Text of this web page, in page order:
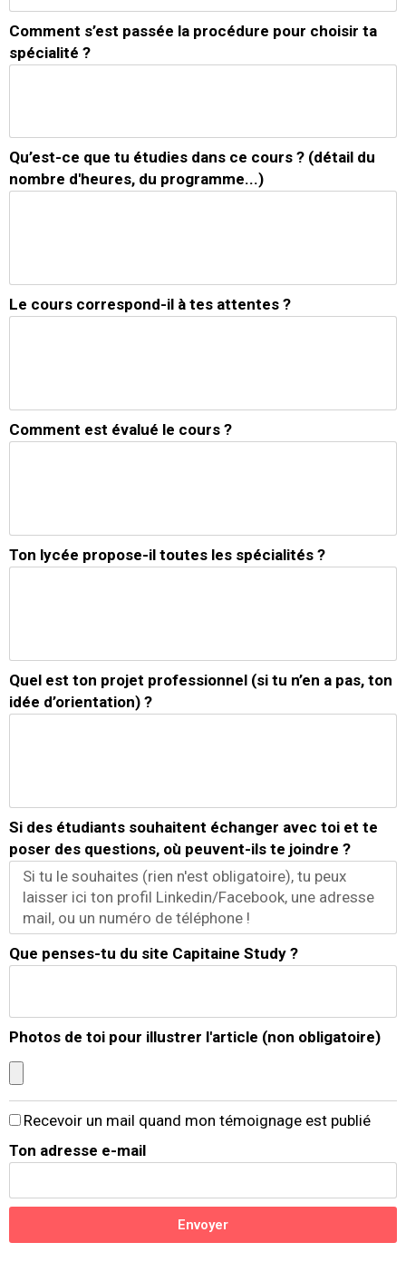
Comment s’est passée la procédure pour choisir ta
spécialité ?
Qu’est-ce que tu étudies dans ce cours ? (détail du
nombre d'heures, du programme...)
Le cours correspond-il à tes attentes ?
Comment est évalué le cours ?
Ton lycée propose-il toutes les spécialités ?
Quel est ton projet professionnel (si tu n’en a pas, ton
idée d’orientation) ?
Si des étudiants souhaitent échanger avec toi et te
poser des questions, où peuvent-ils te joindre ?
Que penses-tu du site Capitaine Study ?
Photos de toi pour illustrer l'article (non obligatoire)
Recevoir un mail quand mon témoignage est publié
Ton adresse e-mail
Envoyer